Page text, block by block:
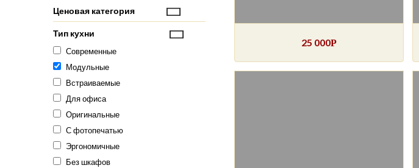
25 000Р
Ценовая категория
Тип кухни
Современные
Модульные
Встраиваемые
Для офиса
Оригинальные
С фотопечатью
Эргономичные
Без шкафов